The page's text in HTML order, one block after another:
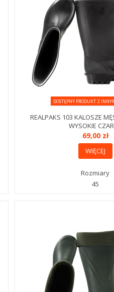
DOSTĘPNY PRODUKT Z
REALPAKS 103 KALOSZE
WYSOKIE
69,00 zł
WIĘCEJ
Rozmiary
45